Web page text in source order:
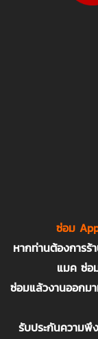
ซ่อม
หากท่านต้องการ
แมค ซ่อ
ซ่อมแล้วงานออกมา
รับประกันความพึ